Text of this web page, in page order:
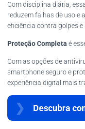
Com disciplina diária,
reduzem falhas de uso e
eficiência contra golpes e
Proteção Completa é
Com as opções de
smartphone seguro e
experiência digital mais
Descubra